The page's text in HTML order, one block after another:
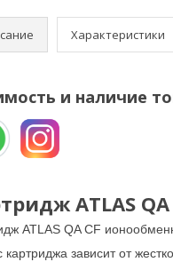
Характеристики
и наличие
ATLAS
ATLAS QA CF
картриджа зависит от